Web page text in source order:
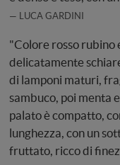
LUCA GARDINI
"Colore rosso rubino
delicatamente
di lamponi maturi,
sambuco, poi menta
palato è compatto,
lunghezza, con un
fruttato, ricco di